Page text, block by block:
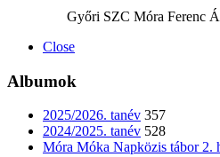
Győri SZC Móra Ferenc
Close
Albumok
2025/2026. tanév 357
2024/2025. tanév 528
Móra Móka Napközis tábor 2.